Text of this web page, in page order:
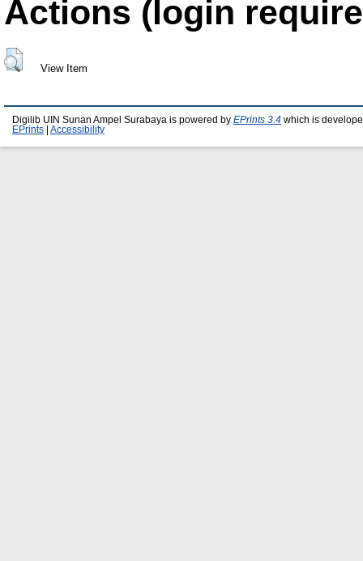
Actions (login
View Item
Digilib UIN Sunan Ampel Surabaya is powered by EPrints 3.4 which is
EPrints
Accessibility